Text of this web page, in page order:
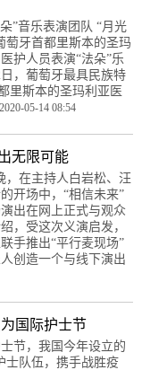
”音乐表演团队 “月光
萄牙首都里斯本的圣玛
护人员表演“法朵”乐
，葡萄牙最具民族特
里斯本的圣玛利亚医
2020-05-14 08:54
无限可能
在主持人白岩松、汪
开场中，“相信未来”
出在网上正式与观众
，受这次义演启发，
手推出“平行麦现场”
创造一个与线下演出
国际护士节
节，我国今年设立的
士队伍，携手战胜疫